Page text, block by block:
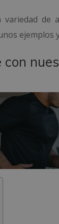
de
ejemplos